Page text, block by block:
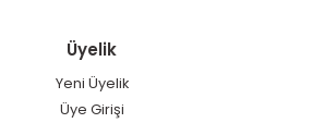
Üyelik
Yeni Üyelik
Üye Girişi